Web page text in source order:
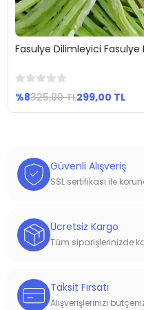
Sepete Ekle
Fasulye Dilimleyici Fasulye
%8325,00 TL299,00 TL
Güvenli Alışveriş
SSL sertifikası ile
Ücretsiz Kargo
Tüm siparişlerinizde
Taksit Fırsatı
Alışverişlerinizi